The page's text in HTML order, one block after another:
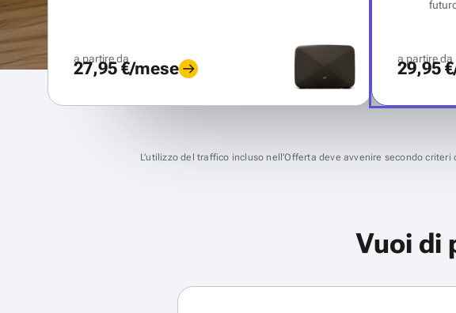
a partire da
27,95 €/mese a partire da
29,95
L’utilizzo del traffico incluso nell’Offerta deve avvenire secondo
Vuoi di